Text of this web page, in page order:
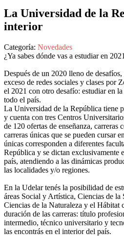
La Universidad de la
interior
Categoría: Novedades
¿Ya sabes dónde vas a estudiar en
Después de un 2020 lleno de
exceso de redes sociales y clases por
el 2021 con otro desafío: estudiar en
todo el país.
La Universidad de la República tiene
y cuenta con tres Centros
de 120 ofertas de enseñanza, carreras
carreras únicas que se pueden cursar
únicas corresponden a diferentes
República y se dictan exclusivamente
país, atendiendo a las dinámicas
las localidades y/o regiones.
En la Udelar tenés la posibilidad de
áreas Social y Artística, Ciencias de
Ciencias de la Naturaleza y el Hábitat
duración de las carreras: título
intermedio, técnico universitario y
las encontrás en el interior del país.